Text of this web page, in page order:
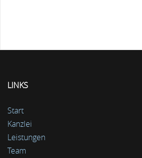
LINKS
Start
Kanzlei
Leistungen
Team